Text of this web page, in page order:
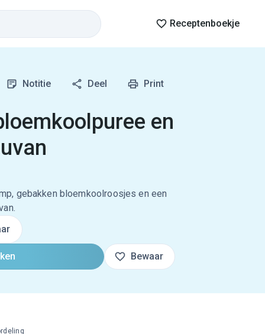
Receptenboekje
Notitie Deel Print
en
gebakken bloemkoolroosjes en een
Bewaar